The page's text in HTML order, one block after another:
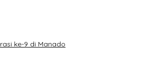
ke-9 di Manado